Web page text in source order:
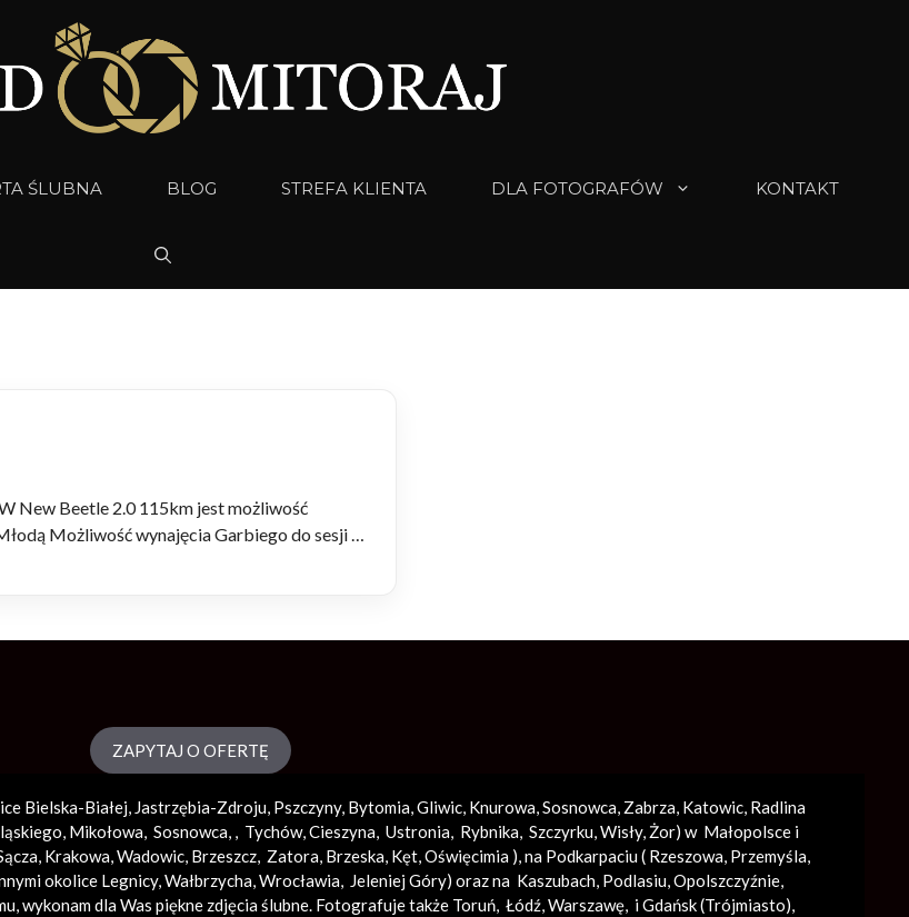
ŚLUBNA BLOG STREFA KLIENTA DLA FOTOGRAFÓW KONTAKT
New Beetle 2.0 115km jest możliwość
Możliwość wynajęcia Garbiego do sesji …
ZAPYTAJ O OFERTĘ
Bielska-Białej, Jastrzębia-Zdroju, Pszczyny, Bytomia, Gliwic, Knurowa, Sosnowca, Zabrza, Katowic, Radlina
Mikołowa, Sosnowca, , Tychów, Cieszyna, Ustronia, Rybnika, Szczyrku, Wisły, Żor) w Małopolsce i
Krakowa,Wadowic, Brzeszcz, Zatora, Brzeska, Kęt,Oświęcimia ), na Podkarpaciu ( Rzeszowa, Przemyśla,
okolice Legnicy, Wałbrzycha,Wrocławia, Jeleniej Góry) oraz na Kaszubach, Podlasiu, Opolszczyźnie,
wykonam dla Was piękne zdjęcia ślubne. Fotografuje także Toruń, Łódź,Warszawę, i Gdańsk (Trójmiasto),